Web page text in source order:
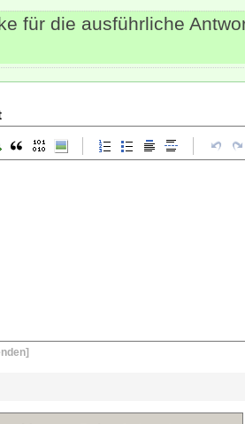
für die ausführliche